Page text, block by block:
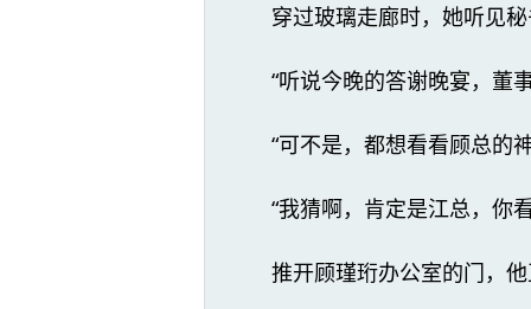
穿过玻璃走廊时，她听见
“听说今晚的答谢晚宴，董
“可不是，都想看看顾总的
“我猜啊，肯定是江总，你
推开顾瑾珩办公室的门，